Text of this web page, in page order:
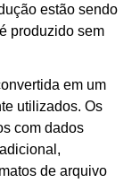
estão sendo
produzido sem
em um
utilizados. Os
com dados
de arquivo